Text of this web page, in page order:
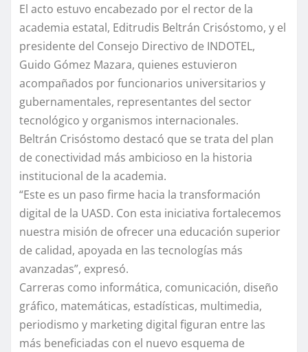
El acto estuvo encabezado por el rector de la
academia estatal, Editrudis Beltrán Crisóstomo, y el
presidente del Consejo Directivo de INDOTEL,
Guido Gómez Mazara, quienes estuvieron
acompañados por funcionarios universitarios y
gubernamentales, representantes del sector
tecnológico y organismos internacionales.
Beltrán Crisóstomo destacó que se trata del plan
de conectividad más ambicioso en la historia
institucional de la academia.
“Este es un paso firme hacia la transformación
digital de la UASD. Con esta iniciativa fortalecemos
nuestra misión de ofrecer una educación superior
de calidad, apoyada en las tecnologías más
avanzadas”, expresó.
Carreras como informática, comunicación, diseño
gráfico, matemáticas, estadísticas, multimedia,
periodismo y marketing digital figuran entre las
más beneficiadas con el nuevo esquema de